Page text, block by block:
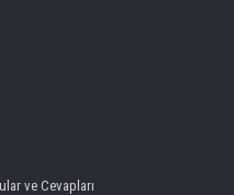
ve Cevapları